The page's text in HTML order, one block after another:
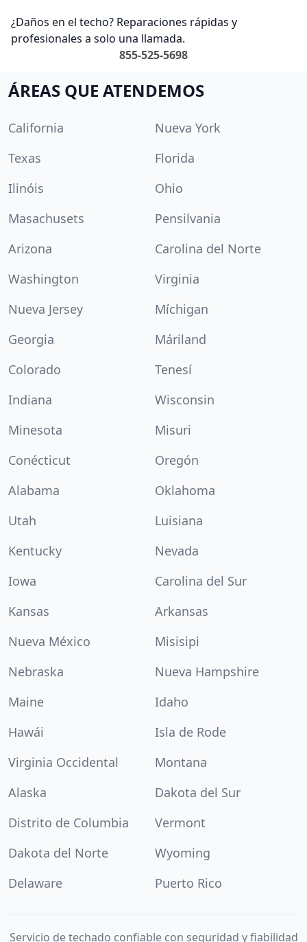
¿Daños en el techo? Reparaciones rápidas y
profesionales a solo una llamada.
855-525-5698
ÁREAS QUE ATENDEMOS
California
Nueva York
Texas
Florida
Ilinóis
Ohio
Masachusets
Pensilvania
Arizona
Carolina del Norte
Washington
Virginia
Nueva Jersey
Míchigan
Georgia
Máriland
Colorado
Tenesí
Indiana
Wisconsin
Minesota
Misuri
Conécticut
Oregón
Alabama
Oklahoma
Utah
Luisiana
Kentucky
Nevada
Iowa
Carolina del Sur
Kansas
Arkansas
Nueva México
Misisipi
Nebraska
Nueva Hampshire
Maine
Idaho
Hawái
Isla de Rode
Virginia Occidental
Montana
Alaska
Dakota del Sur
Distrito de Columbia
Vermont
Dakota del Norte
Wyoming
Delaware
Puerto Rico
Servicio de techado confiable con seguridad y fiabilidad